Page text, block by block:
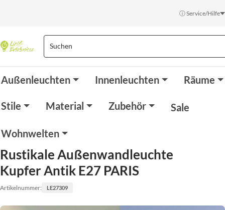
ⓘ Service/Hilfe
Außenleuchten Innenleuchten Räume
Stile Material Zubehör Sale
Wohnwelten
Rustikale Außenwandleuchte
Kupfer Antik E27 PARIS
Artikelnummer: LE27309